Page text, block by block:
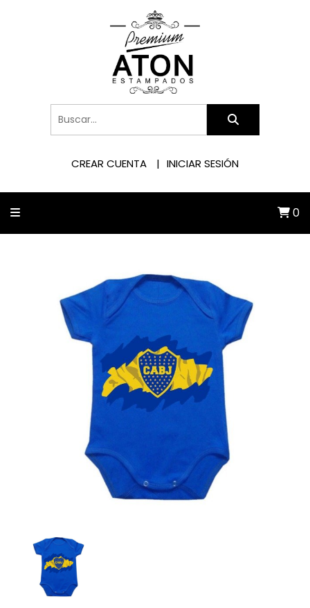
CREAR CUENTA INICIAR SESIÓN
0